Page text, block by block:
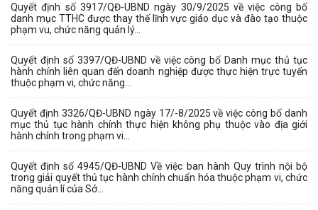
Quyết định số 3917/QĐ-UBND ngày 30/9/2025 về việc công bố
danh mục TTHC được thay thế lĩnh vực giáo dục và đào tạo thuộc
phạm vu, chức năng quản lý...
Quyết định số 3397/QĐ-UBND về việc công bố Danh mục thủ tục
hành chính liên quan đến doanh nghiệp được thực hiện trực tuyến
thuộc phạm vi, chức năng...
Quyết định 3326/QĐ-UBND ngày 17/-8/2025 về việc công bố danh
mục thủ tục hành chính thực hiện không phụ thuộc vào địa giới
hành chính trong phạm vi...
Quyết định số 4945/QĐ-UBND Về việc ban hành Quy trình nội bộ
trong giải quyết thủ tục hành chính chuẩn hóa thuộc phạm vi, chức
năng quản lí của Sở...